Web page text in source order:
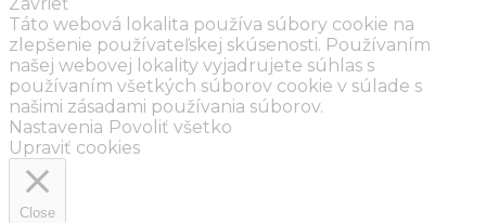
Táto webová lokalita používa súbory cookie na
zlepšenie používateľskej skúsenosti. Používaním
našej webovej lokality vyjadrujete súhlas s
používaním všetkých súborov cookie v súlade s
našimi zásadami používania súborov.
Nastavenia Povoliť všetko
Upraviť cookies
Close